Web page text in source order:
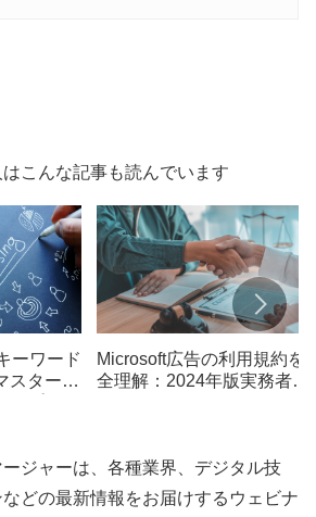
こんな記事も読んでいます
ーワード
スターす
Microsoft広告の利用規約を
全理解：2024年版実務者ガ
ジャーは、各種業界、デジタル技
どの最新情報をお届けするウェビナ